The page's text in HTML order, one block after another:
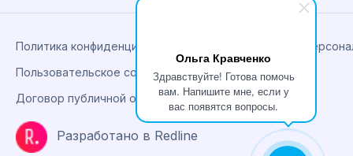
Ольга Кравченко
Здравствуйте! Готова помочь
вам. Напишите мне, если у
вас появятся вопросы.
Разработано в Redline
Политика конфиденциальности, сбора и обработки
Пользовательское соглашение
Договор публичной оферты